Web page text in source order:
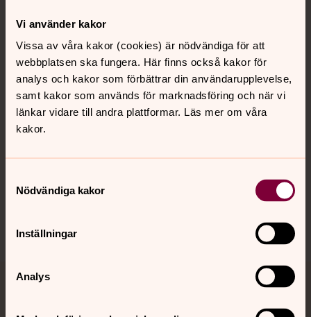
Vi använder kakor
Vissa av våra kakor (cookies) är nödvändiga för att
webbplatsen ska fungera. Här finns också kakor för
analys och kakor som förbättrar din användarupplevelse,
samt kakor som används för marknadsföring och när vi
länkar vidare till andra plattformar. Läs mer om våra
kakor.
Nödvändiga kakor
Inställningar
Analys
Kontakt
Kalender
Hitta snabbt
Sociala kanaler